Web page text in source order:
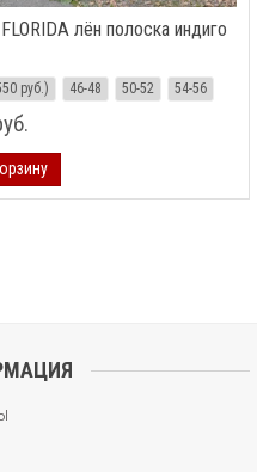
лён полоска индиго
руб.) 46-48 50-52 54-56